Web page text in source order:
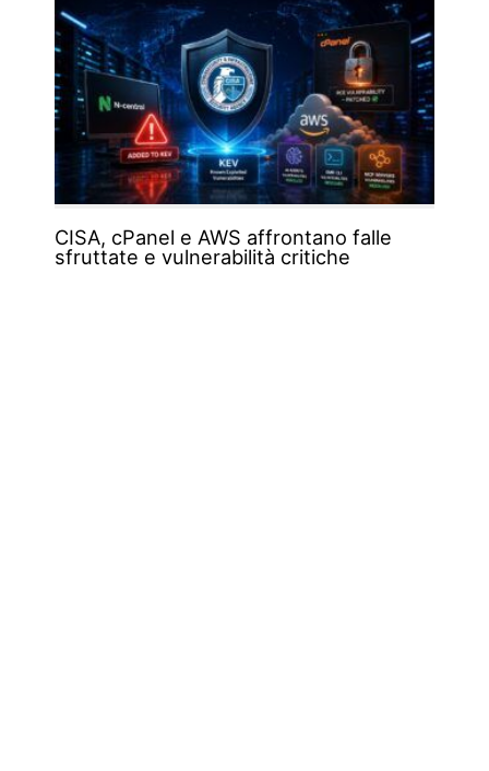
CISA, cPanel e AWS affrontano falle
sfruttate e vulnerabilità critiche